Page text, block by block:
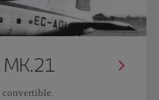
convertible.